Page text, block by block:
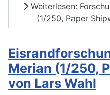
Weiterlesen:
(1/250, Paper
Merian (1/250,
von Lars Wahl